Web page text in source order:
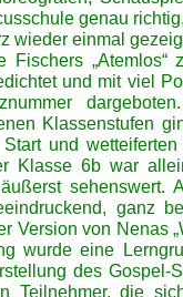
genau
wieder einmal
„Atemlos“
und mit viel
Klassenstufen
und
Klasse 6b war
sehenswert.
ganz
Version von Nenas
wurde eine
des Gospel-
Teilnehmer, die